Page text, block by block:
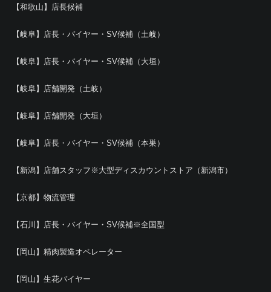
【和歌山】店長候補
【岐阜】店長・バイヤー・SV候補（土岐）
【岐阜】店長・バイヤー・SV候補（大垣）
【岐阜】店舗開発（土岐）
【岐阜】店舗開発（大垣）
【岐阜】店長・バイヤー・SV候補（本巣）
【新潟】店舗スタッフ※大型ディスカウントストア（新潟市）
【京都】物流管理
【石川】店長・バイヤー・SV候補※全国型
【岡山】精肉製造オペレーター
【岡山】生花バイヤー